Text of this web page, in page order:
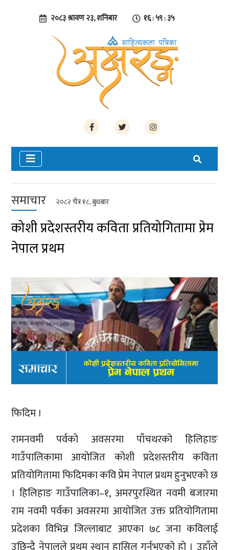
२०८३ श्रावण २३, शनिबार १६ : ५९ : ३५
समाचार २०८२ चैत्र १८, बुधबार
कोशी प्रदेशस्तरीय कविता प्रतियोगितामा प्रेम
नेपाल प्रथम
फिदिम ।
रामनवमी पर्वको अवसरमा पाँचथरको हिलिहाङ
गाउँपालिकामा आयोजित कोशी प्रदेशस्तरीय कविता
प्रतियोगितामा फिदिमका कवि प्रेम नेपाल प्रथम हुनुभएको छ
। हिलिहाङ गाउँपालिका–१, अमरपुरस्थित नवमी बजारमा
राम नवमी पर्वका अवसरमा आयोजित उक्त प्रतियोगितामा
प्रदेशका विभिन्न जिल्लाबाट आएका ७८ जना कविलाई